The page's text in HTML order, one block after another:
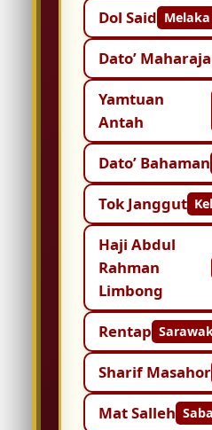
Dol Said Melaka
Dato’
Yamtuan
Antah
Dato’ Bahaman
Tok Janggut
Haji Abdul
Rahman
Limbong
Rentap
Sharif Masahor
Mat Salleh